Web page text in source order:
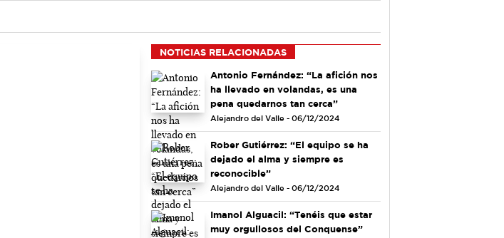
NOTICIAS RELACIONADAS
Antonio Fernández: “La afición nos
ha llevado en volandas, es una
pena quedarnos tan cerca”
Alejandro del Valle - 06/12/2024
Rober Gutiérrez: “El equipo se ha
dejado el alma y siempre es
reconocible”
Alejandro del Valle - 06/12/2024
Imanol Alguacil: “Tenéis que estar
muy orgullosos del Conquense”